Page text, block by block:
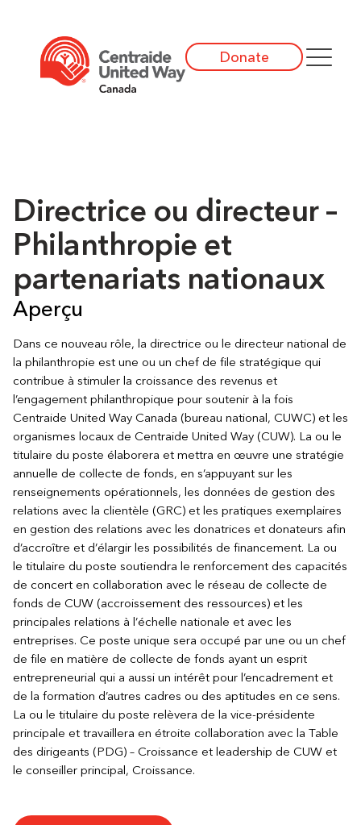
Donate
Directrice ou directeur –
Philanthropie et
partenariats nationaux
Aperçu
Dans ce nouveau rôle, la directrice ou le directeur national de
la philanthropie est une ou un chef de file stratégique qui
contribue à stimuler la croissance des revenus et
l’engagement philanthropique pour soutenir à la fois
Centraide United Way Canada (bureau national, CUWC) et les
organismes locaux de Centraide United Way (CUW). La ou le
titulaire du poste élaborera et mettra en œuvre une stratégie
annuelle de collecte de fonds, en s’appuyant sur les
renseignements opérationnels, les données de gestion des
relations avec la clientèle (GRC) et les pratiques exemplaires
en gestion des relations avec les donatrices et donateurs afin
d’accroître et d’élargir les possibilités de financement. La ou
le titulaire du poste soutiendra le renforcement des capacités
de concert en collaboration avec le réseau de collecte de
fonds de CUW (accroissement des ressources) et les
principales relations à l’échelle nationale et avec les
entreprises. Ce poste unique sera occupé par une ou un chef
de file en matière de collecte de fonds ayant un esprit
entrepreneurial qui a aussi un intérêt pour l’encadrement et
de la formation d’autres cadres ou des aptitudes en ce sens.
La ou le titulaire du poste relèvera de la vice-présidente
principale et travaillera en étroite collaboration avec la Table
des dirigeants (PDG) – Croissance et leadership de CUW et
le conseiller principal, Croissance.